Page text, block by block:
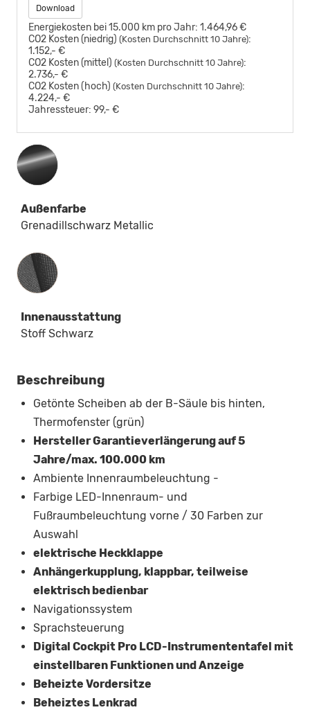
Download
Energiekosten bei 15.000 km pro Jahr: 1.464,96 €
CO2 Kosten (niedrig) (Kosten Durchschnitt 10 Jahre):
1.152,- €
CO2 Kosten (mittel) (Kosten Durchschnitt 10 Jahre):
2.736,- €
CO2 Kosten (hoch) (Kosten Durchschnitt 10 Jahre):
4.224,- €
Jahressteuer: 99,- €
Außenfarbe
Grenadillschwarz Metallic
Innenausstattung
Innenausstattung
Stoff Schwarz
Beschreibung
Getönte Scheiben ab der B-Säule bis hinten,
Thermofenster (grün)
Hersteller Garantieverlängerung auf 5
Jahre/max. 100.000 km
Ambiente Innenraumbeleuchtung -
Farbige LED-Innenraum- und
Fußraumbeleuchtung vorne / 30 Farben zur
Auswahl
elektrische Heckklappe
Anhängerkupplung, klappbar, teilweise
elektrisch bedienbar
Navigationssystem
Sprachsteuerung
Digital Cockpit Pro LCD-Instrumententafel mit
einstellbaren Funktionen und Anzeige
Beheizte Vordersitze
Beheiztes Lenkrad